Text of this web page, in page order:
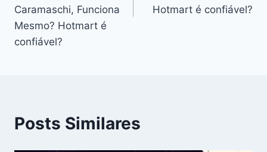
Caramaschi, Funciona
Mesmo? Hotmart é
confiável?
Hotmart é confiável?
Posts Similares